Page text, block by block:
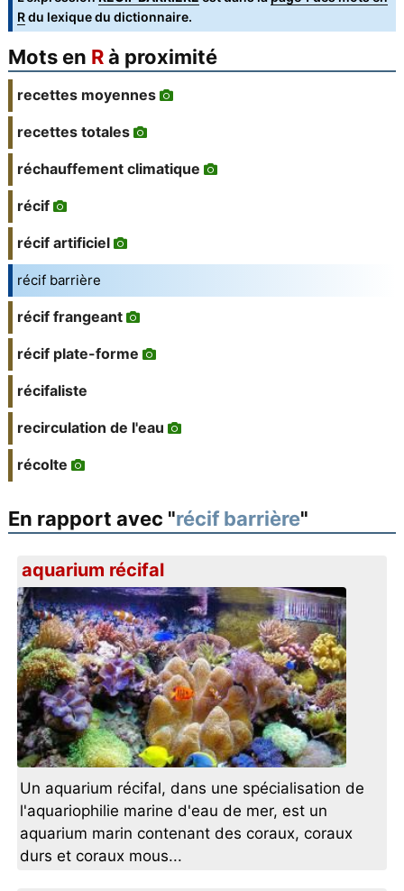
Rdu lexique du dictionnaire.
Mots en Rà proximité
recettes moyennes
recettes totales
réchauffement climatique
récif
récif artificiel
récif barrière
récif frangeant
récif plate-forme
récifaliste
recirculation de l'eau
récolte
En rapport avec "récif barrière"
aquarium récifal
Un aquarium récifal, dans une spécialisation de
l'aquariophilie marine d'eau de mer, est un
aquarium marin contenant des coraux, coraux
durs et coraux mous...